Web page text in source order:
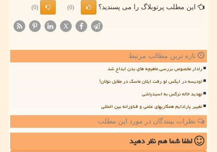
این مطلب پرتوبلاگ را می پسندید؟ (0)
(0)
X
تازه ترین مطالب مرتبط
رادار مخصوص بررسی ماهیچه های بدن ابداع شد
اودیسه در ایکس لو رفت ایلان ماسک در مقابل نولان!
تهدید خاله نرگس به اسیدپاشی
تغییر پارادایم همکاریهای علمی و فناورانه بین المللی
نظرات بینندگان در مورد این مطلب
لطفا شما همنظر دهید